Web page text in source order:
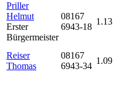
Priller
Helmut
Erster
Bürgermeister
08167
6943-18
1.13
Reiser
Thomas
08167
6943-34
1.09